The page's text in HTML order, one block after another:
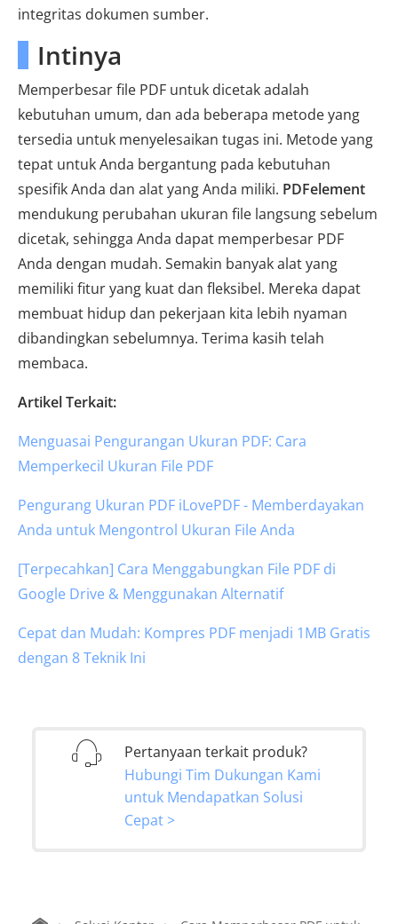
integritas dokumen sumber.
Intinya
Memperbesar file PDF untuk dicetak adalah
kebutuhan umum, dan ada beberapa metode yang
tersedia untuk menyelesaikan tugas ini. Metode yang
tepat untuk Anda bergantung pada kebutuhan
spesifik Anda dan alat yang Anda miliki. PDFelement
mendukung perubahan ukuran file langsung sebelum
dicetak, sehingga Anda dapat memperbesar PDF
Anda dengan mudah. Semakin banyak alat yang
memiliki fitur yang kuat dan fleksibel. Mereka dapat
membuat hidup dan pekerjaan kita lebih nyaman
dibandingkan sebelumnya. Terima kasih telah
membaca.
Artikel Terkait:
Menguasai Pengurangan Ukuran PDF: Cara
Memperkecil Ukuran File PDF
Pengurang Ukuran PDF iLovePDF - Memberdayakan
Anda untuk Mengontrol Ukuran File Anda
[Terpecahkan] Cara Menggabungkan File PDF di
Google Drive & Menggunakan Alternatif
Cepat dan Mudah: Kompres PDF menjadi 1MB Gratis
dengan 8 Teknik Ini
Pertanyaan terkait produk?
Hubungi Tim Dukungan Kami
untuk Mendapatkan Solusi
Cepat >